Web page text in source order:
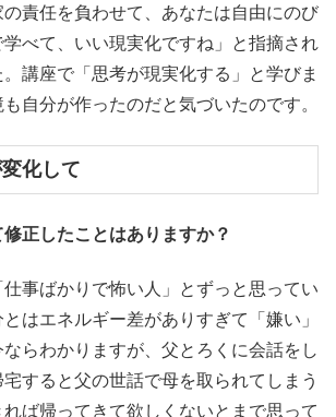
の責任を負わせて、あなたは自由にのび
べて、いい現実化ですね」と指摘され
講座で「思考が現実化する」と学びま
自分が作ったのだと気づいたのです。
化して
正したことはありますか？
事ばかりで怖い人」とずっと思ってい
はエネルギー差がありすぎて「嫌い」
らわかりますが、父とろくに会話をし
すると父の世話で母を取られてしまう
ば帰ってきて欲しくないとまで思って